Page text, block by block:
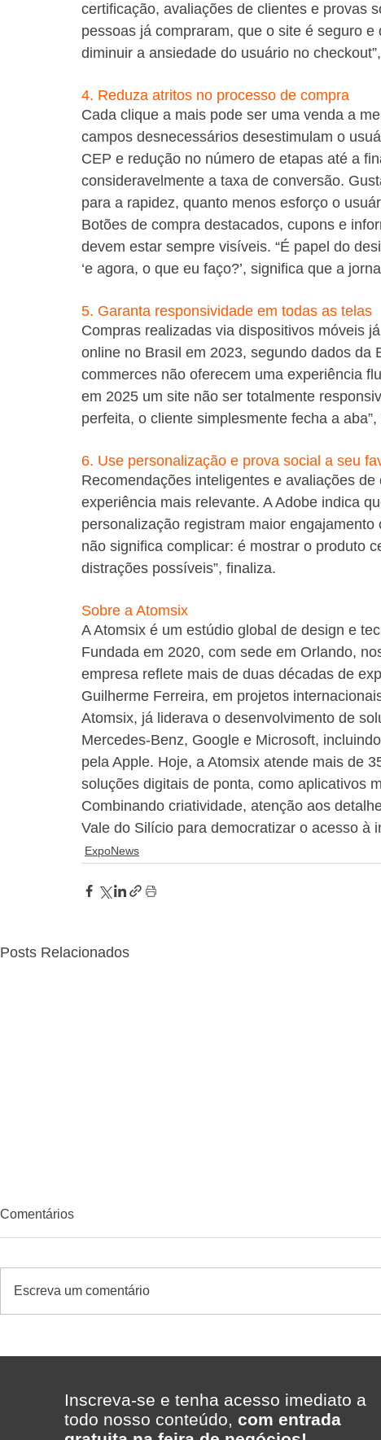
certificação, avaliações de clientes e provas
pessoas já compraram, que o site é seguro
diminuir a ansiedade do usuário no
4. Reduza atritos no processo de compra
Cada clique a mais pode ser uma venda a
campos desnecessários desestimulam o
CEP e redução no número de etapas até a
consideravelmente a taxa de conversão.
para a rapidez, quanto menos esforço o
Botões de compra destacados, cupons e
devem estar sempre visíveis. “É papel do
‘e agora, o que eu faço?’, significa que a
5. Garanta responsividade em todas as telas
Compras realizadas via dispositivos móveis
online no Brasil em 2023, segundo dados da
commerces não oferecem uma experiência
em 2025 um site não ser totalmente
perfeita, o cliente simplesmente fecha a
6. Use personalização e prova social a seu
Recomendações inteligentes e avaliações
experiência mais relevante. A Adobe indica
personalização registram maior
não significa complicar: é mostrar o produto
distrações possíveis”, finaliza.
Sobre a Atomsix
A Atomsix é um estúdio global de design e
Fundada em 2020, com sede em Orlando,
empresa reflete mais de duas décadas de
Guilherme Ferreira, em projetos
Atomsix, já liderava o desenvolvimento de
Mercedes-Benz, Google e Microsoft,
pela Apple. Hoje, a Atomsix atende mais de
soluções digitais de ponta, como aplicativos
Combinando criatividade, atenção aos
Vale do Silício para democratizar o acesso à
ExpoNews
Posts Relacionados
promoção deu lucro no
cliente
a Padaria
Porto Alegre
Comentários
Escreva um comentário
Inscreva-se e tenha acesso imediato a
todo nosso conteúdo, com entrada